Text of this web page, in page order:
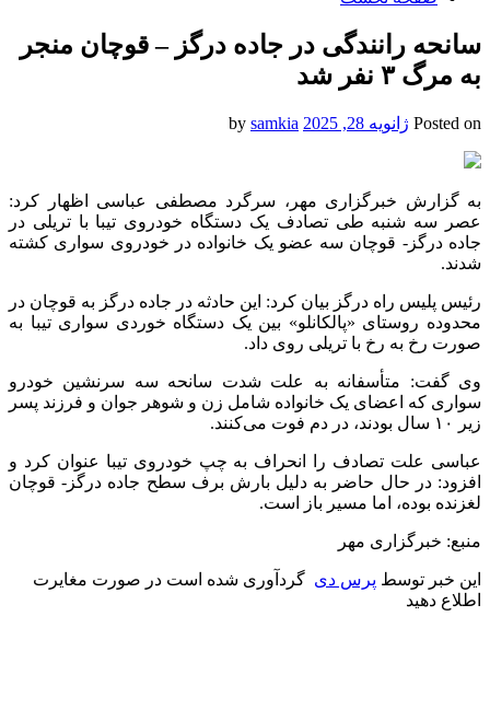
سانحه رانندگی در جاده درگز – قوچان منجر
به مرگ ۳ نفر شد
Posted on ژانویه 28, 2025 samkia
به گزارش خبرگزاری مهر، سرگرد مصطفی عباسی اظهار کرد:
عصر سه شنبه طی تصادف یک دستگاه خودروی تیبا با تریلی در
جاده درگز- قوچان سه عضو یک خانواده در خودروی سواری کشته
شدند.
رئیس پلیس راه درگز بیان کرد: این حادثه در جاده درگز به قوچان در
محدوده روستای «پالکانلو» بین یک دستگاه خوردی سواریتیبا به
صورت رخ به رخ با تریلی روی داد.
وی گفت: متأسفانه به علت شدت سانحه سه سرنشین خودرو
سواری که اعضای یک خانواده شامل زن و شوهر جوان و فرزند پسر
زیر ۱۰ سال بودند، در دم فوت می‌کنند.
عباسی علت تصادف را انحراف به چپ خودرویتیبا عنوان کرد و
افزود: در حال حاضر به دلیل بارش برف سطح جاده درگز- قوچان
لغزنده بوده، اما مسیر باز است.
منبع: خبرگزاری مهر
این خبر توسط پرس دی گردآوری شده است در صورت مغایرت
اطلاع دهید